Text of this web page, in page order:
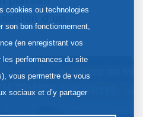
d’un…
cookies ou technologies
son bon fonctionnement,
(en enregistrant vos
les performances du site
vous permettre de vous
sociaux et d’y partager